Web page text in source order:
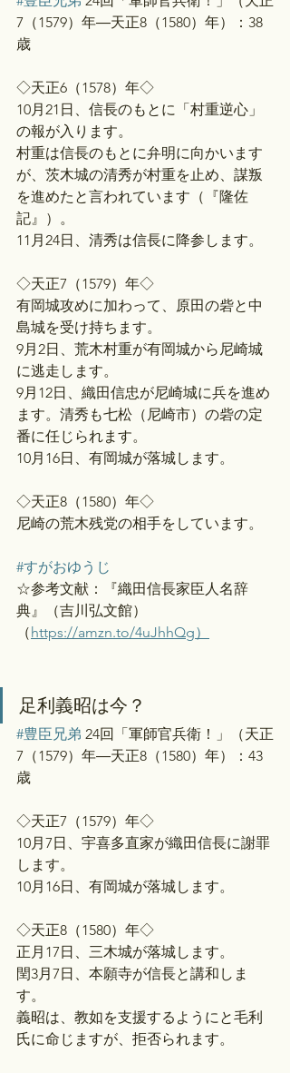
7（1579）年―天正8（1580）年）：38
歳
◇天正6（1578）年◇
10月21日、信長のもとに「村重逆心」
の報が入ります。
村重は信長のもとに弁明に向かいます
が、茨木城の清秀が村重を止め、謀叛
を進めたと言われています（『隆佐
記』）。
11月24日、清秀は信長に降参します。
◇天正7（1579）年◇
有岡城攻めに加わって、原田の砦と中
島城を受け持ちます。
9月2日、荒木村重が有岡城から尼崎城
に逃走します。
9月12日、織田信忠が尼崎城に兵を進め
ます。清秀も七松（尼崎市）の砦の定
番に任じられます。
10月16日、有岡城が落城します。
◇天正8（1580）年◇
尼崎の荒木残党の相手をしています。
#すがおゆうじ
☆参考文献：『織田信長家臣人名辞
典』（吉川弘文館）
（https://amzn.to/4uJhhQg）
足利義昭は今？
#豊臣兄弟 24回「軍師官兵衛！」（天正
7（1579）年―天正8（1580）年）：43
歳
◇天正7（1579）年◇
10月7日、宇喜多直家が織田信長に謝罪
します。
10月16日、有岡城が落城します。
◇天正8（1580）年◇
正月17日、三木城が落城します。
閏3月7日、本願寺が信長と講和しま
す。
義昭は、教如を支援するようにと毛利
氏に命じますが、拒否られます。